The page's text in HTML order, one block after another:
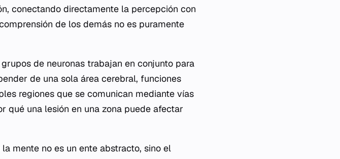
conectando directamente la percepción con
de los demás no es puramente
de neuronas trabajan en conjunto para
de una sola área cerebral, funciones
regiones que se comunican mediante vías
qué una lesión en una zona puede afectar
mente no es un ente abstracto, sino el